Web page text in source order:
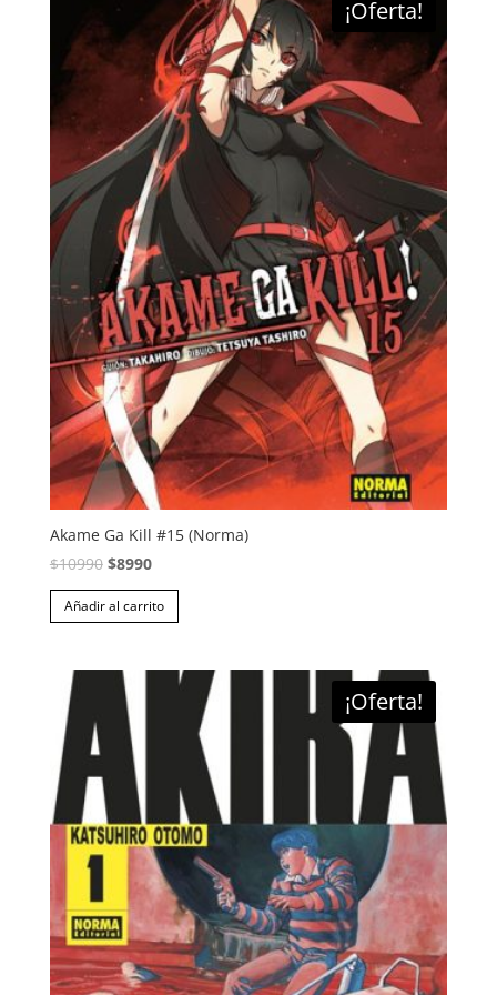
¡Oferta!
Akame Ga Kill #15 (Norma)
$10990 El
precio
original
$10990.
$8990El
precio
actual
$8990.
Añadir al carrito
¡Oferta!